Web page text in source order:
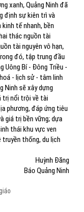
xanh, Quảng Ninh đã
định sự kiên trì và
tế nhanh, bền
thác nguồn tài
tài nguyên vô hạn,
đó, tập trung đầu
Uông Bí - Đông Triều -
- lịch sử - tâm linh
Ninh sẽ xây dựng
trị nổi trội về tài
phương, đáp ứng tiêu
giá trị bền vững; dựa
thái khu vực ven
truyền thống, du lịch
Huỳnh Đăng
Báo Quảng Ninh